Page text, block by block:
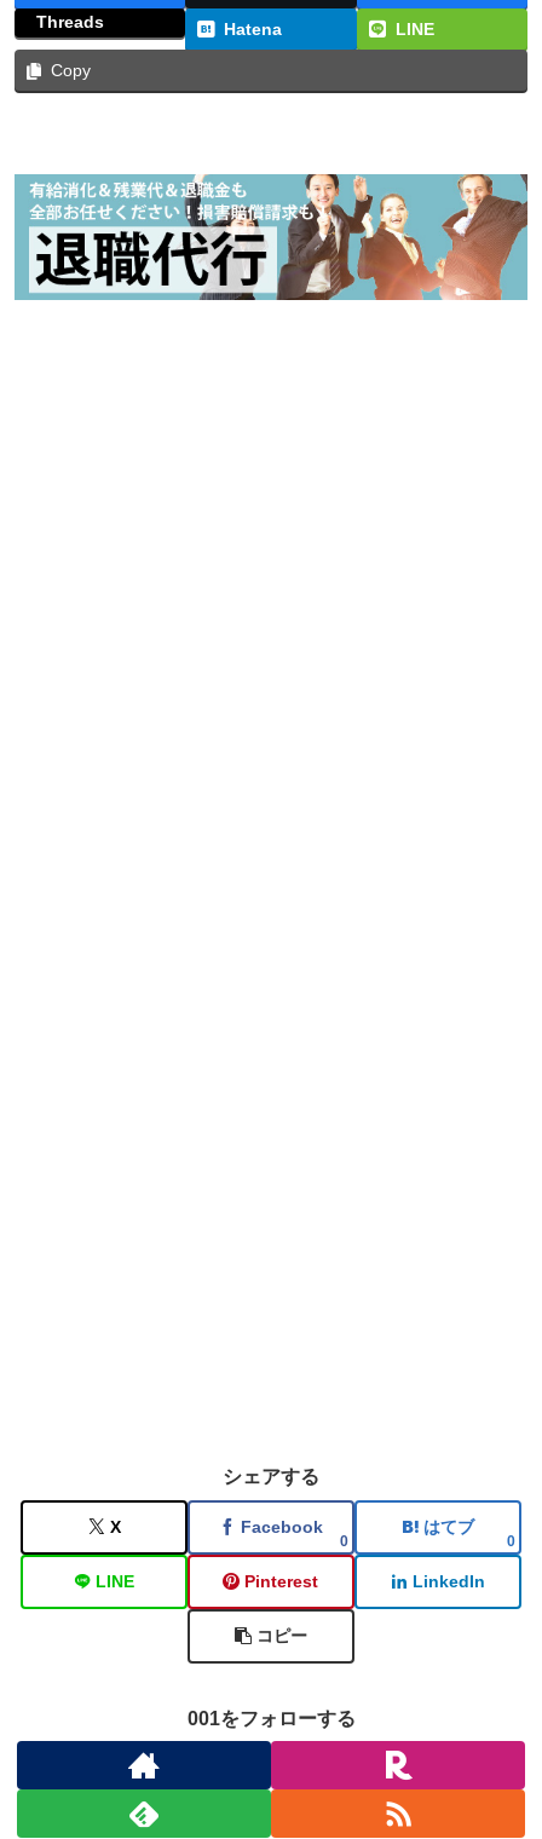
Threads
Hatena LINE
Copy
シェアする
X Facebook
0
はてブ
0
LINE Pinterest LinkedIn
コピー
001をフォローする